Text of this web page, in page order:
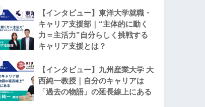
【インタビュー】東洋大学就職・
キャリア支援部｜“主体的に動く
力＝主活力”自分らしく挑戦する
キャリア支援とは？
【インタビュー】九州産業大学 大
西純一教授｜自分のキャリアは
「過去の物語」の延長線上にある